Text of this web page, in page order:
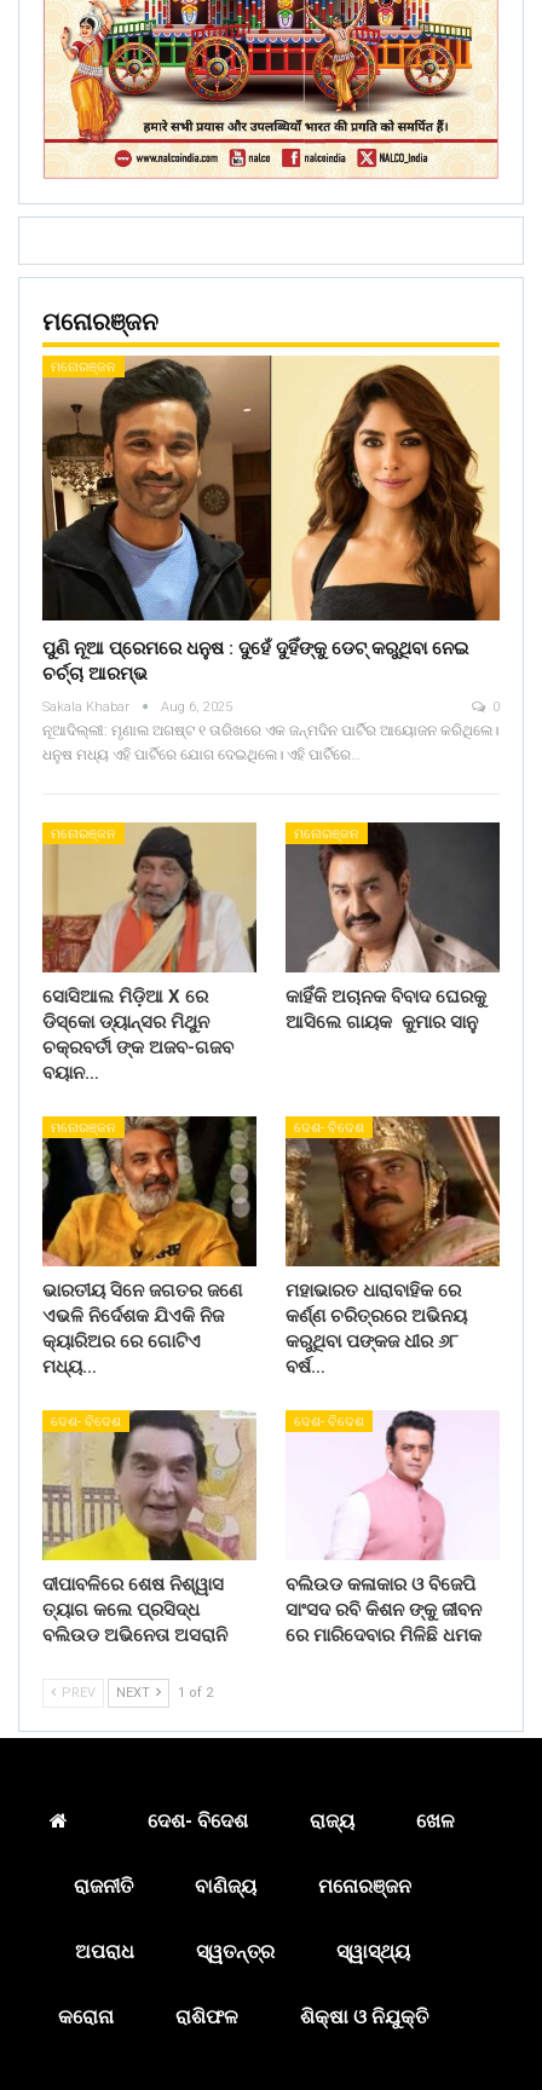
ମନୋରଞ୍ଜନ
ମନୋରଞ୍ଜନ
ପୁଣି ନୂଆ ପ୍ରେମରେ ଧନୁଷ : ଦୁହେଁ ଦୁହିଁଙ୍କୁ ଡେଟ୍ କରୁଥିବା ନେଇ
ଚର୍ଚ୍ଚା ଆରମ୍ଭ
Sakala Khabar Aug 6, 2025 0
ନୂଆଦିଲ୍ଲୀ: ମୃଣାଲ ଅଗଷ୍ଟ ୧ ତାରିଖରେ ଏକ ଜନ୍ମଦିନ ପାର୍ଟିର ଆୟୋଜନ କରିଥିଲେ।
ଧନୁଷ ମଧ୍ୟ ଏହି ପାର୍ଟିରେ ଯୋଗ ଦେଇଥିଲେ। ଏହି ପାର୍ଟିରେ…
ମନୋରଞ୍ଜନ
ସୋସିଆଲ ମିଡ଼ିଆ X ରେ
ଡିସ୍କୋ ଡ୍ୟାନ୍ସର ମିଥୁନ
ଚକ୍ରବର୍ତୀ ଙ୍କ ଅଜବ-ଗଜବ
ବୟାନ…
ମନୋରଞ୍ଜନ
କାହିଁକି ଅଚାନକ ବିବାଦ ଘେରକୁ
ଆସିଲେ ଗାୟକ କୁମାର ସାନୁ
ମନୋରଞ୍ଜନ
ଭାରତୀୟ ସିନେ ଜଗତର ଜଣେ
ଏଭଳି ନିର୍ଦେଶକ ଯିଏକି ନିଜ
କ୍ୟାରିଅର ରେ ଗୋଟିଏ
ମଧ୍ୟ…
ଦେଶ- ବିଦେଶ
ମହାଭାରତ ଧାରାବାହିକ ରେ
କର୍ଣ୍ଣ ଚରିତ୍ରରେ ଅଭିନୟ
କରୁଥିବା ପଙ୍କଜ ଧୀର ୬୮
ବର୍ଷ…
ଦେଶ- ବିଦେଶ
ଦୀପାବଳିରେ ଶେଷ ନିଶ୍ୱାସ
ତ୍ୟାଗ କଲେ ପ୍ରସିଦ୍ଧ
ବଲିଉଡ ଅଭିନେତା ଅସରାନି
ଦେଶ- ବିଦେଶ
ବଲିଉଡ କଳାକାର ଓ ବିଜେପି
ସାଂସଦ ରବି କିଶନ ଙ୍କୁ ଜୀବନ
ରେ ମାରିଦେବାର ମିଳିଛି ଧମକ
PREV NEXT 1 of 2
ଦେଶ- ବିଦେଶ ରାଜ୍ୟ ଖେଳ
ରାଜନୀତି ବାଣିଜ୍ୟ ମନୋରଞ୍ଜନ
ଅପରାଧ ସ୍ୱତନ୍ତ୍ର ସ୍ୱାସ୍ଥ୍ୟ
କରୋନା ରାଶିଫଳ ଶିକ୍ଷା ଓ ନିଯୁକ୍ତି